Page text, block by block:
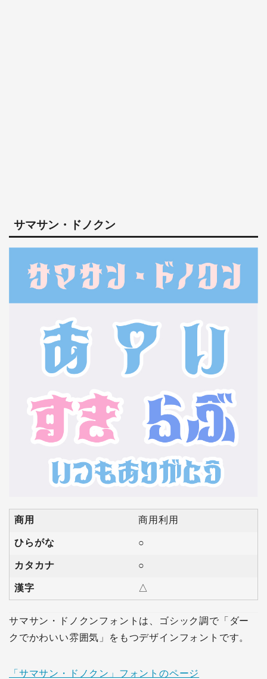
サマサン・ドノクン
商用 商用利用
ひらがな ○
カタカナ ○
漢字 △
サマサン・ドノクンフォントは、ゴシック調で「ダー
クでかわいい雰囲気」をもつデザインフォントです。
「サマサン・ドノクン」フォントのページ